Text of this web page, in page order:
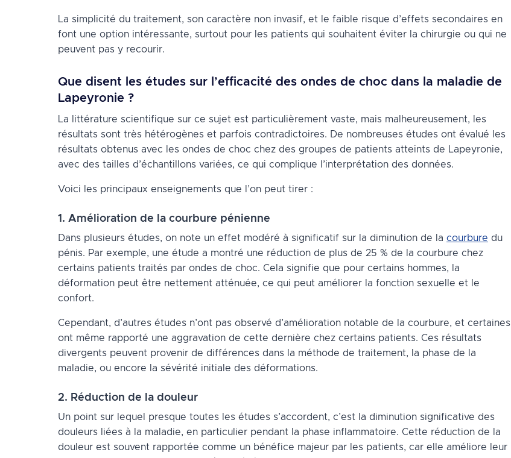
La simplicité du traitement, son caractère non invasif, et le faible risque d’effets secondaires en
font une option intéressante, surtout pour les patients qui souhaitent éviter la chirurgie ou qui ne
peuvent pas y recourir.
Que disent les études sur l’efficacité des ondes de choc dans la maladie de
Lapeyronie ?
La littérature scientifique sur ce sujet est particulièrement vaste, mais malheureusement, les
résultats sont très hétérogènes et parfois contradictoires. De nombreuses études ont évalué les
résultats obtenus avec les ondes de choc chez des groupes de patients atteints de Lapeyronie,
avec des tailles d’échantillons variées, ce qui complique l’interprétation des données.
Voici les principaux enseignements que l’on peut tirer :
1. Amélioration de la courbure pénienne
Dans plusieurs études, on note un effet modéré à significatif sur la diminution de la courbure du
pénis. Par exemple, une étude a montré une réduction de plus de 25 % de la courbure chez
certains patients traités par ondes de choc. Cela signifie que pour certains hommes, la
déformation peut être nettement atténuée, ce qui peut améliorer la fonction sexuelle et le
confort.
Cependant, d’autres études n’ont pas observé d’amélioration notable de la courbure, et certaines
ont même rapporté une aggravation de cette dernière chez certains patients. Ces résultats
divergents peuvent provenir de différences dans la méthode de traitement, la phase de la
maladie, ou encore la sévérité initiale des déformations.
2. Réduction de la douleur
Un point sur lequel presque toutes les études s’accordent, c’est la diminution significative des
douleurs liées à la maladie, en particulier pendant la phase inflammatoire. Cette réduction de la
douleur est souvent rapportée comme un bénéfice majeur par les patients, car elle améliore leur